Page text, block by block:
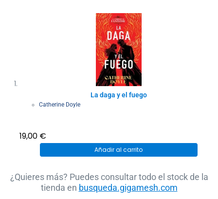
La daga y el fuego
Catherine Doyle
19,00 €
Añadir al carrito
¿Quieres más? Puedes consultar todo el stock de la
tienda en busqueda.gigamesh.com